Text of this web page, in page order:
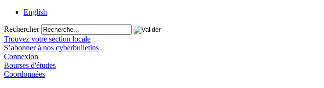
English
Rechercher
Trouvez votre section locale
S’abonner à nos cyberbulletins
Connexion
Bourses d'études
Coordonnées